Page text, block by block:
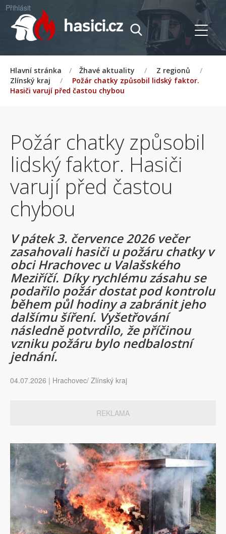
Přihlásit
Hlavní stránka / Žhavé aktuality / Z regionů
/
Zlínský kraj
/
Požár chatky způsobil lidský faktor.
Hasiči varují před častou chybou
Požár chatky způsobil
lidský faktor. Hasiči
varují před častou
chybou
V pátek 3. července 2026 večer
zasahovali hasiči u požáru chatky v
obci Hrachovec u Valašského
Meziříčí. Díky rychlému zásahu se
podařilo požár dostat pod kontrolu
během půl hodiny a zabránit jeho
dalšímu šíření. Vyšetřování
následně potvrdilo, že příčinou
vzniku požáru bylo nedbalostní
jednání.
04.07.2026 | Hrachovec/ Zlínský kraj
REKLAMA